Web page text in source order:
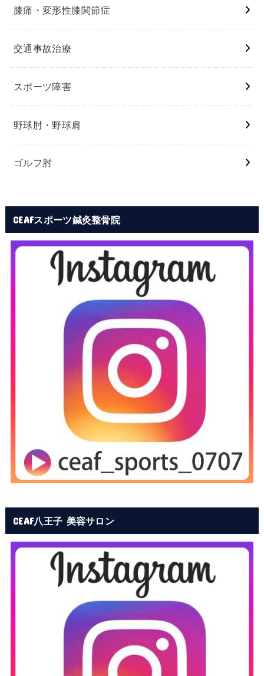
膝痛・変形性膝関節症
交通事故治療
スポーツ障害
野球肘・野球肩
ゴルフ肘
CEAFスポーツ鍼灸整骨院
CEAF八王子 美容サロン